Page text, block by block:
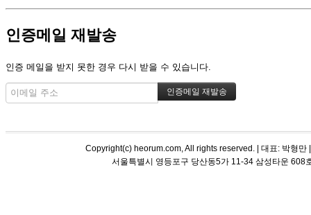
인증메일 재발송
인증 메일을 받지 못한 경우 다시 받을 수 있습니다.
Copyright(c) heorum.com, All rights reserved. | 대표: 박형
서울특별시 영등포구 당산동5가 11-34 삼성타운